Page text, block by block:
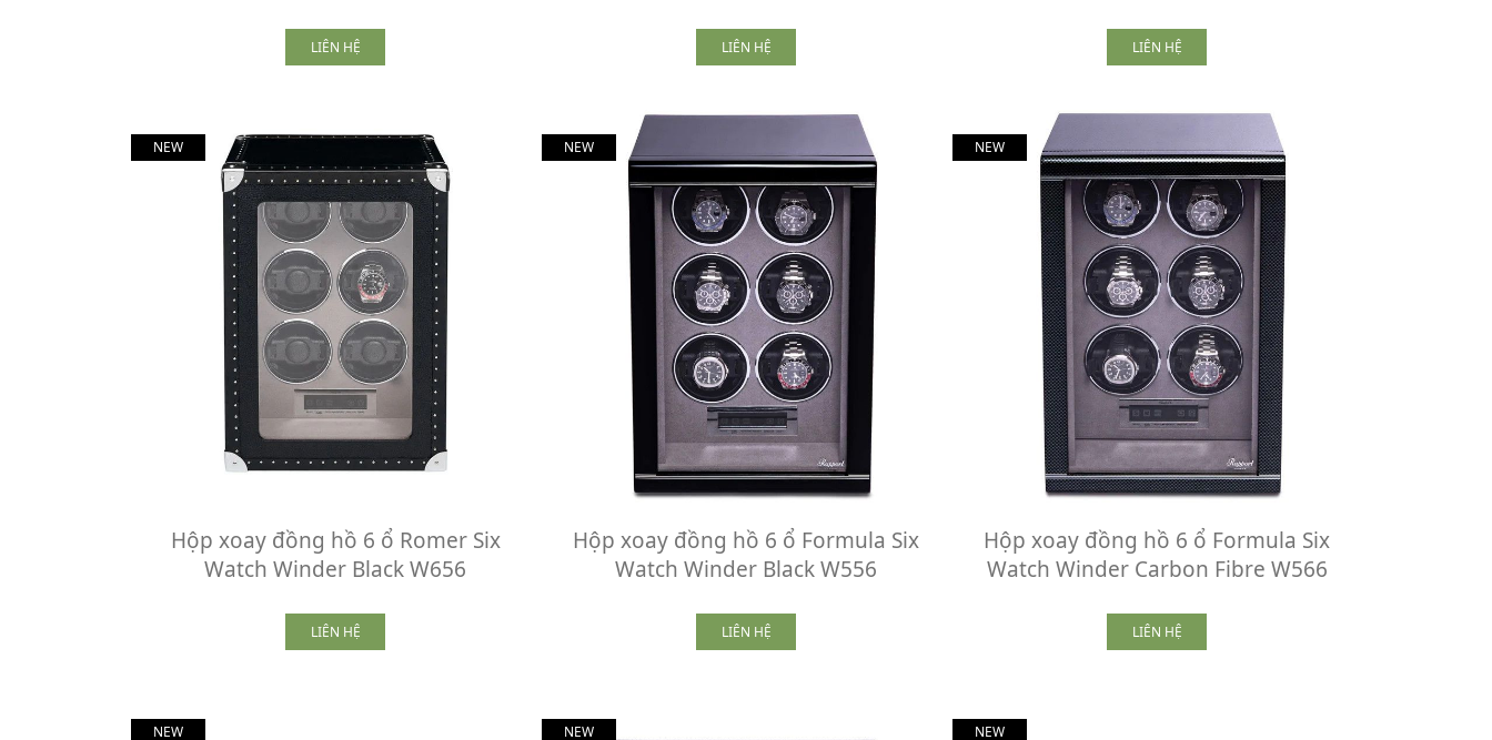
LIÊN HỆ LIÊN HỆ LIÊN HỆ
NEW
Hộp xoay đồng hồ 6 ổ Romer Six
Watch Winder Black W656
LIÊN HỆ
NEW
Hộp xoay đồng hồ 6 ổ Formula Six
Watch Winder Black W556
LIÊN HỆ
NEW
Hộp xoay đồng hồ 6 ổ Formula Six
Watch Winder Carbon Fibre W566
LIÊN HỆ
NEW NEW NEW